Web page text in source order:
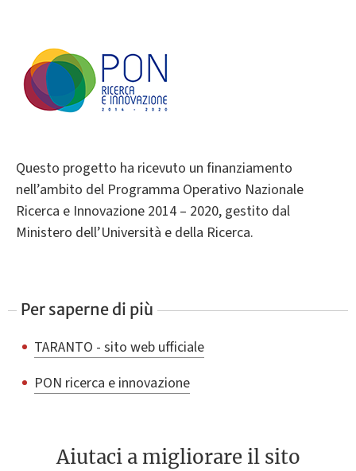
Questo progetto ha ricevuto un finanziamento
nell’ambito del Programma Operativo Nazionale
Ricerca e Innovazione 2014 – 2020, gestito dal
Ministero dell’Università e della Ricerca.
Per saperne di più
TARANTO - sito web ufficiale
PON ricerca e innovazione
Aiutaci a migliorare il sito